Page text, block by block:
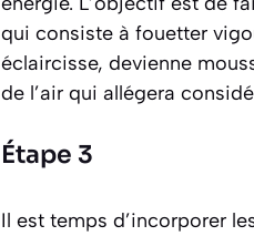
qui consiste à fouetter
éclaircisse, devienne
de l’air qui allégera
Étape 3
Il est temps d’incorporer